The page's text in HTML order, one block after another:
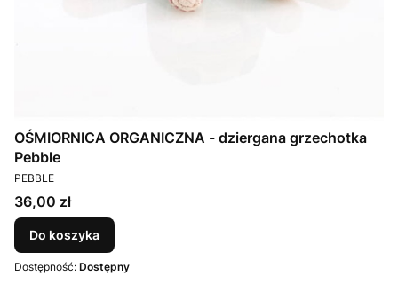
OŚMIORNICA ORGANICZNA - dziergana grzechotka
Pebble
PRODUCENT
PEBBLE
Cena
36,00 zł
Do koszyka
Dostępność: Dostępny